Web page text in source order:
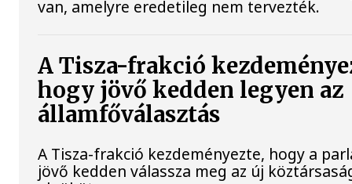
van, amelyre eredetileg nem tervezték.
A Tisza-frakció
hogy jövő kedden legyen az
államfőválasztás
A Tisza-frakció kezdeményezte, hogy a
jövő kedden válassza meg az új